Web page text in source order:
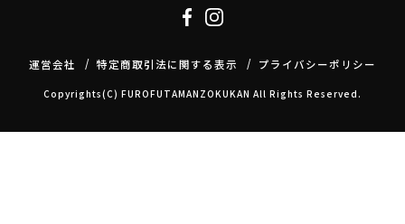
運営会社 特定商取引法に関する表示 プライバシーポリシー
Copyrights(C) FUROFUTAMANZOKUKAN All Rights Reserved.